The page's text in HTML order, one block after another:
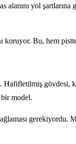
alanını yol
Bu, hem
model.
gerekiyordu.